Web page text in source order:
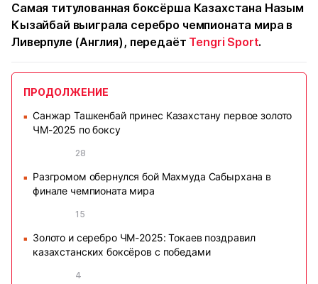
Самая титулованная боксёрша Казахстана Назым
Кызайбай выиграла серебро чемпионата мира в
Ливерпуле (Англия), передаёт Tengri Sport.
ПРОДОЛЖЕНИЕ
■
Санжар Ташкенбай принес Казахстану первое золото
ЧМ-2025 по боксу
28
■
Разгромом обернулся бой Махмуда Сабырхана в
финале чемпионата мира
15
■
Золото и серебро ЧМ-2025: Токаев поздравил
казахстанских боксёров с победами
4